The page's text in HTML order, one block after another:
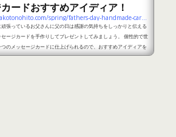
ードおすすめアイディア！
https://makotonohito.com/spring/fathers-day-handmade-card-summary
張っているお父さんに父の日は感謝の気持ちをしっかりと伝える
ージカードを手作りしてプレゼントしてみましょう。 個性的で世
のメッセージカードに仕上げられるので、おすすめアイディアを
【簡単手作り】父の日にぴったりなメッセージカードおすすめア